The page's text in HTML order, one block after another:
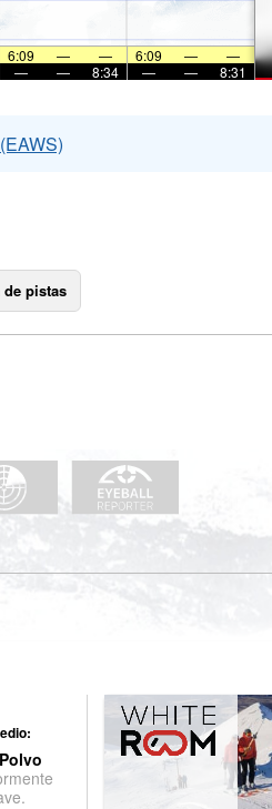
6:09 — — 6:09 —
—
— — 8:34 — — 8:31
de pistas